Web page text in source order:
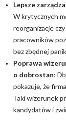
Lepsze
W krytycznych
reorganizacje
pracowników
bez zbędnej
Poprawa
o dobrostan:
pokazuje, że
Taki wizerunek
kandydatów i